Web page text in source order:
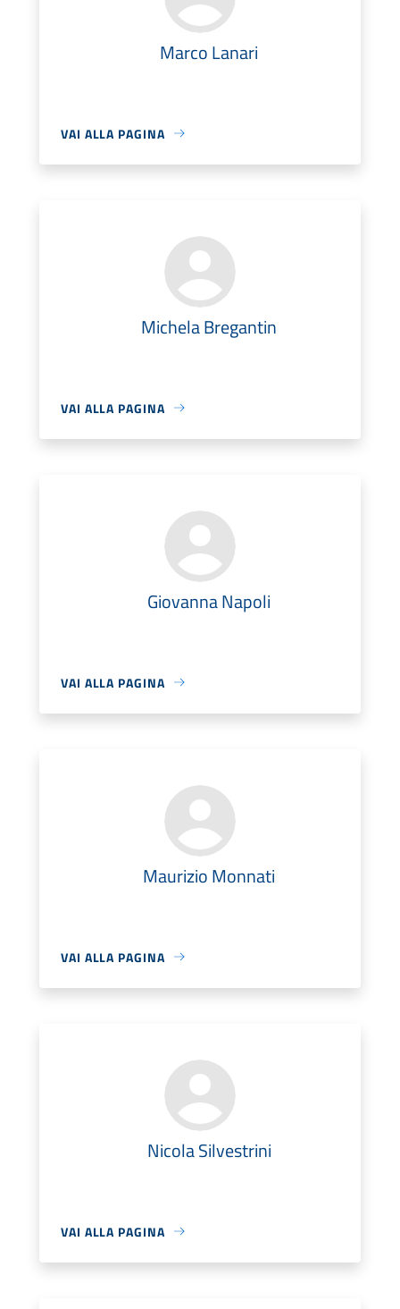
Marco Lanari
VAI ALLA PAGINA
Michela Bregantin
VAI ALLA PAGINA
Giovanna Napoli
VAI ALLA PAGINA
Maurizio Monnati
VAI ALLA PAGINA
Nicola Silvestrini
VAI ALLA PAGINA